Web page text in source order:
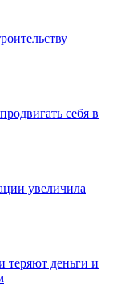
себя в
увеличила
теряют деньги и